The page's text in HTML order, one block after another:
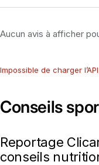
Aucun avis à afficher
Impossible de charger
Conseils
Reportage
conseils